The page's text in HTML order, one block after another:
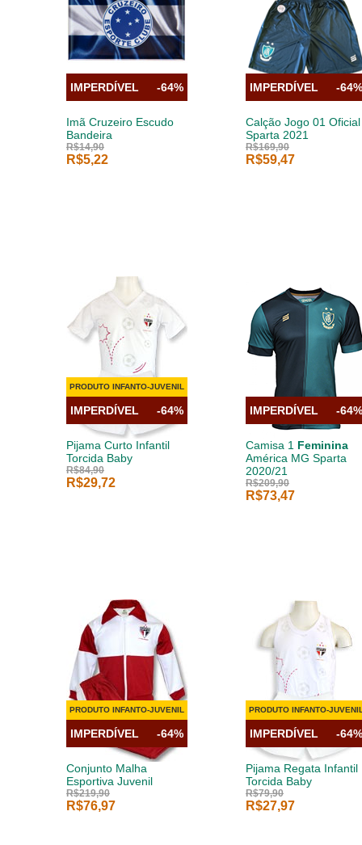
Imã Cruzeiro Escudo
Bandeira
R$14,90
R$5,22
IMPERDÍVEL -64%
Calção Jogo 01 Oficial
Sparta 2021
R$169,90
R$59,47
IMPERDÍVEL -64%
Pijama Curto Infantil
Torcida Baby
R$84,90
R$29,72
IMPERDÍVEL -64%
PRODUTO INFANTO-JUVENIL
Camisa 1 Feminina
América MG Sparta
2020/21
R$209,90
R$73,47
IMPERDÍVEL -64%
Conjunto Malha
Esportiva Juvenil
R$219,90
R$76,97
IMPERDÍVEL -64%
PRODUTO INFANTO-JUVENIL
Pijama Regata Infantil
Torcida Baby
R$79,90
R$27,97
IMPERDÍVEL -64%
PRODUTO INFANTO-